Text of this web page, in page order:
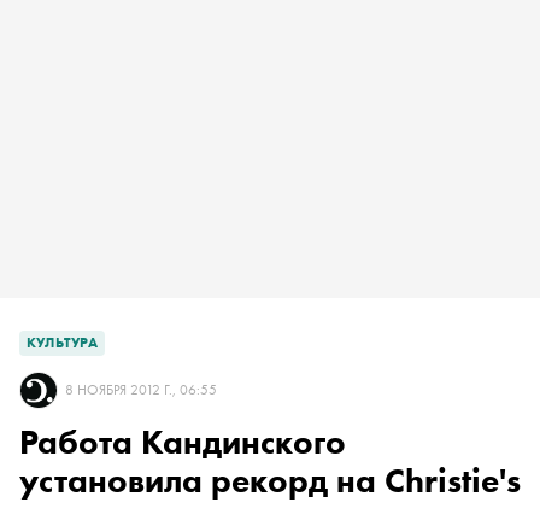
КУЛЬТУРА
8 НОЯБРЯ 2012 Г., 06:55
Работа Кандинского
установила рекорд на Christie's